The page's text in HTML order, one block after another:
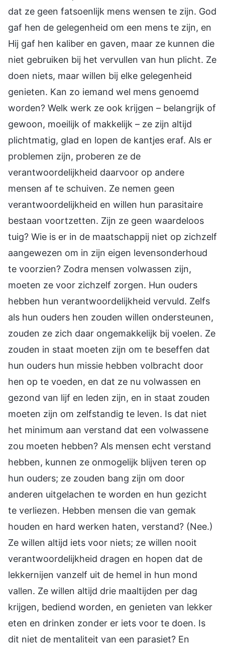
dat ze geen fatsoenlijk mens wensen te zijn. God
gaf hen de gelegenheid om een mens te zijn, en
Hij gaf hen kaliber en gaven, maar ze kunnen die
niet gebruiken bij het vervullen van hun plicht. Ze
doen niets, maar willen bij elke gelegenheid
genieten. Kan zo iemand wel mens genoemd
worden? Welk werk ze ook krijgen – belangrijk of
gewoon, moeilijk of makkelijk – ze zijn altijd
plichtmatig, glad en lopen de kantjes eraf. Als er
problemen zijn, proberen ze de
verantwoordelijkheid daarvoor op andere
mensen af te schuiven. Ze nemen geen
verantwoordelijkheid en willen hun parasitaire
bestaan voortzetten. Zijn ze geen waardeloos
tuig? Wie is er in de maatschappij niet op zichzelf
aangewezen om in zijn eigen levensonderhoud
te voorzien? Zodra mensen volwassen zijn,
moeten ze voor zichzelf zorgen. Hun ouders
hebben hun verantwoordelijkheid vervuld. Zelfs
als hun ouders hen zouden willen ondersteunen,
zouden ze zich daar ongemakkelijk bij voelen. Ze
zouden in staat moeten zijn om te beseffen dat
hun ouders hun missie hebben volbracht door
hen op te voeden, en dat ze nu volwassen en
gezond van lijf en leden zijn, en in staat zouden
moeten zijn om zelfstandig te leven. Is dat niet
het minimum aan verstand dat een volwassene
zou moeten hebben? Als mensen echt verstand
hebben, kunnen ze onmogelijk blijven teren op
hun ouders; ze zouden bang zijn om door
anderen uitgelachen te worden en hun gezicht
te verliezen. Hebben mensen die van gemak
houden en hard werken haten, verstand? (Nee.)
Ze willen altijd iets voor niets; ze willen nooit
verantwoordelijkheid dragen en hopen dat de
lekkernijen vanzelf uit de hemel in hun mond
vallen. Ze willen altijd drie maaltijden per dag
krijgen, bediend worden, en genieten van lekker
eten en drinken zonder er iets voor te doen. Is
dit niet de mentaliteit van een parasiet? En